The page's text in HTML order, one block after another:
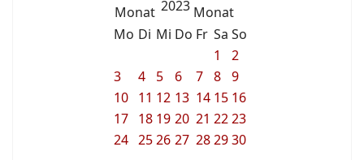
2023
Mo Di Mi Do Fr Sa So
1
2
3
4 5 6 7 8 9
10 11 12 13 14 15 16
17 18 19 20 21 2223
24 2526 27 282930